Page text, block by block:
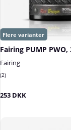
Fairing PUMP PWO,
Fairing
2
253 DKK